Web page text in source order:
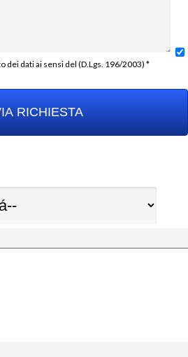
dei dati ai sensi del (D.Lgs. 196/2003) *